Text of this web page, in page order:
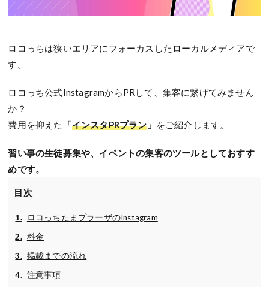
ロコっちは狭いエリアにフォーカスしたローカルメディアで
す。
ロコっち公式InstagramからPRして、集客に繋げてみません
か？
費用を抑えた「インスタPRプラン」 をご紹介します。
習い事の生徒募集や、イベントの集客のツールとしておすす
めです。
目次
ロコっちたまプラーザのInstagram
料金
掲載までの流れ
注意事項